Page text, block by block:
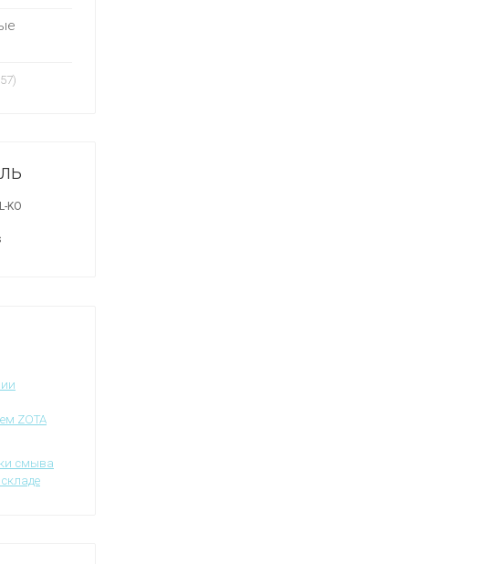
KO
ZOTA
смыва